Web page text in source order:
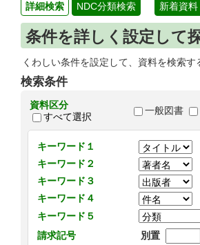
詳細検索 NDC分類検索 新着資料
条件を詳しく設定して
くわしい条件を設定して、資料を検索す
検索条件
資料区分
すべて選択
一般図書
キーワード１
キーワード２
キーワード３
キーワード４
キーワード５
請求記号
別置